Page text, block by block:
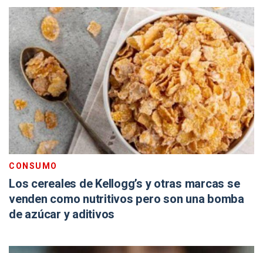
CONSUMO
Los cereales de Kellogg’s y otras marcas se
venden como nutritivos pero son una bomba
de azúcar y aditivos